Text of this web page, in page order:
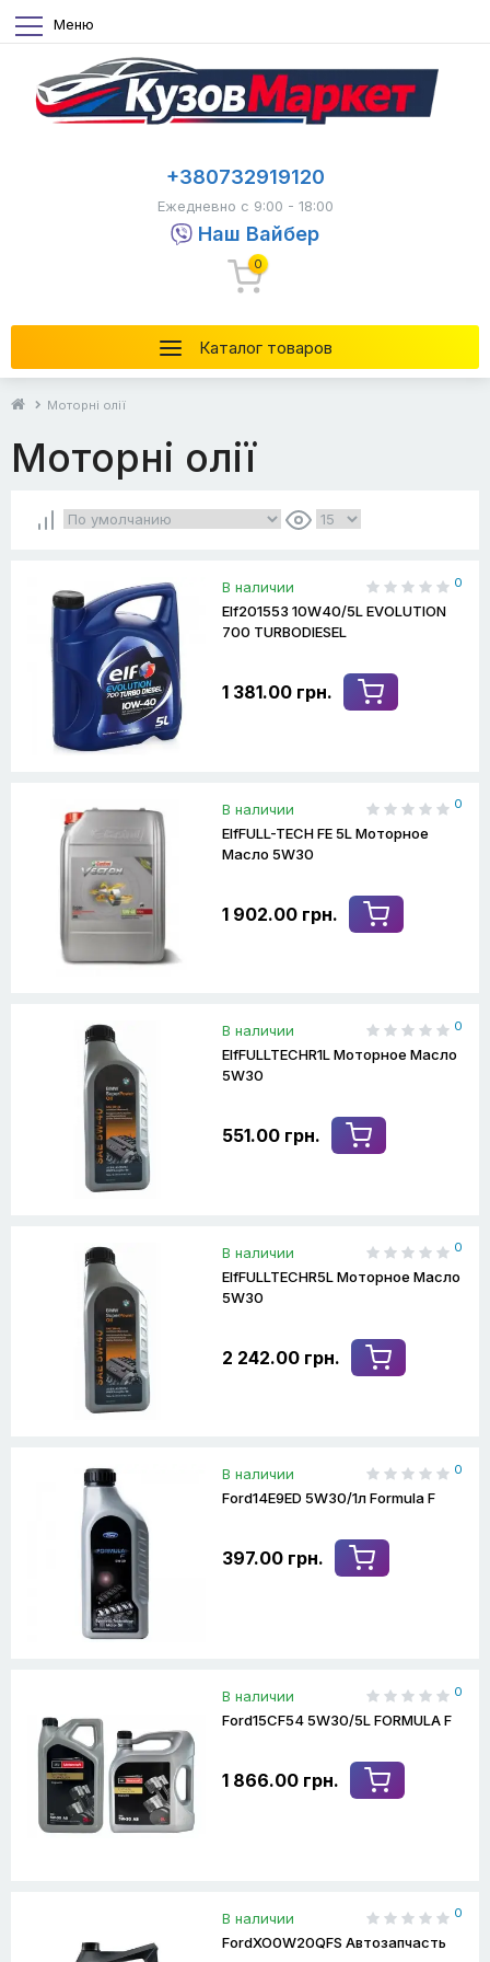
Меню
Каталог товаров
+380732919120
Ежедневно с 9:00 - 18:00
Наш Вайбер
0
Моторні олії
Моторні олії
В наличии 0
Elf201553 10W40/5L EVOLUTION
700 TURBODIESEL
1 381.00 грн.
В наличии 0
ElfFULL-TECH FE 5L Моторное
Масло 5W30
1 902.00 грн.
В наличии 0
ElfFULLTECHR1L Моторное Масло
5W30
551.00 грн.
В наличии 0
ElfFULLTECHR5L Моторное Масло
5W30
2 242.00 грн.
В наличии 0
Ford14E9ED 5W30/1л Formula F
397.00 грн.
В наличии 0
Ford15СF54 5W30/5L FORMULA F
1 866.00 грн.
В наличии 0
FordXO0W20QFS Автозапчасть